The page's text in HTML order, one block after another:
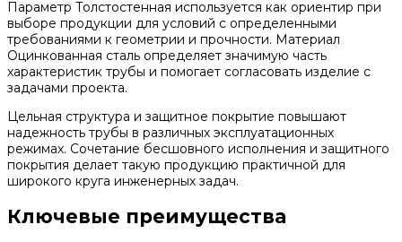
Параметр Толстостенная используется как ориентир при
выборе продукции для условий с определенными
требованиями к геометрии и прочности. Материал
Оцинкованная сталь определяет значимую часть
характеристик трубы и помогает согласовать изделие с
задачами проекта.
Цельная структура и защитное покрытие повышают
надежность трубы в различных эксплуатационных
режимах. Сочетание бесшовного исполнения и защитного
покрытия делает такую продукцию практичной для
широкого круга инженерных задач.
Ключевые преимущества